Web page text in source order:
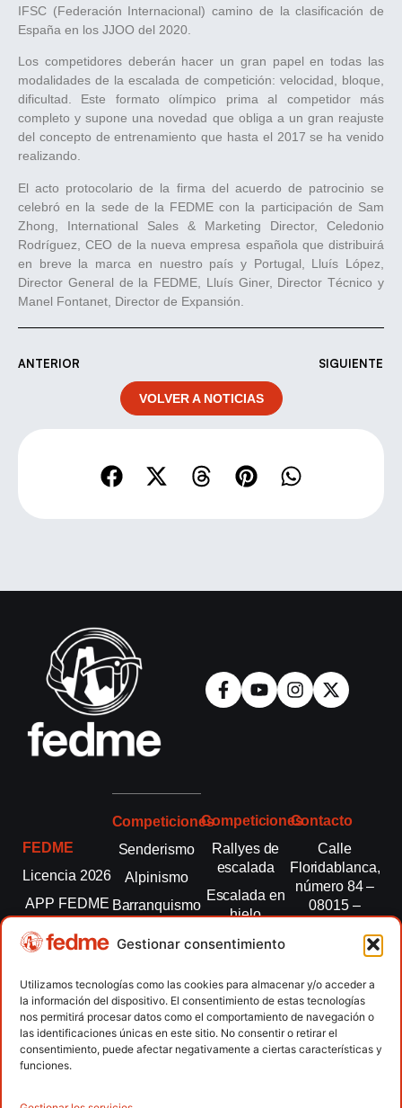
Gestionar consentimiento
Utilizamos tecnologías como las cookies para almacenar y/o acceder a
la información del dispositivo. El consentimiento de estas tecnologías
nos permitirá procesar datos como el comportamiento de navegación o
las identificaciones únicas en este sitio. No consentir o retirar el
consentimiento, puede afectar negativamente a ciertas características y
funciones.
IFSC (Federación Internacional) camino de la clasificación de
España en los JJOO del 2020.
Los competidores deberán hacer un gran papel en todas las
modalidades de la escalada de competición: velocidad, bloque,
dificultad. Este formato olímpico prima al competidor más
completo y supone una novedad que obliga a un gran reajuste
del concepto de entrenamiento que hasta el 2017 se ha venido
realizando.
El acto protocolario de la firma del acuerdo de patrocinio se
celebró en la sede de la FEDME con la participación de Sam
Zhong, International Sales & Marketing Director, Celedonio
Rodríguez, CEO de la nueva empresa española que distribuirá
en breve la marca en nuestro país y Portugal, Lluís López,
Director General de la FEDME, Lluís Giner, Director Técnico y
Manel Fontanet, Director de Expansión.
ANTERIOR SIGUIENTE
VOLVER A NOTICIAS
FEDME
Licencia 2026
APP FEDME
Transparencia
autonómicas
Clubes
Contacto
Competiciones
Senderismo
Alpinismo
Barranquismo
montaña
Escalada
Escalada
paralimpica
Competiciones
Rallyes de
escalada
Escalada en
hielo
Esquí de
Marcha
Nórdica
Raquetas de
nieve
Contacto
Calle
Floridablanca,
número 84 –
08015 –
fedme@fedme.es
934 264 267